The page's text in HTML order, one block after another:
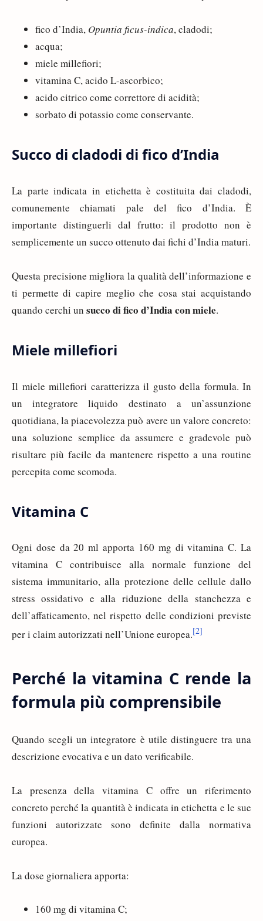
fico d’India, Opuntia ficus-indica, cladodi;
acqua;
miele millefiori;
vitamina C, acido L-ascorbico;
acido citrico come correttore di acidità;
sorbato di potassio come conservante.
Succo di cladodi di fico d’India
La parte indicata in etichetta è costituita dai cladodi,
comunemente chiamati pale del fico d’India. È
importante distinguerli dal frutto: il prodotto non è
semplicemente un succo ottenuto dai fichi d’India maturi.
Questa precisione migliora la qualità dell’informazione e
ti permette di capire meglio che cosa stai acquistando
quando cerchi un succo di fico d’India con miele.
Miele millefiori
Il miele millefiori caratterizza il gusto della formula. In
un integratore liquido destinato a un’assunzione
quotidiana, la piacevolezza può avere un valore concreto:
una soluzione semplice da assumere e gradevole può
risultare più facile da mantenere rispetto a una routine
percepita come scomoda.
Vitamina C
Ogni dose da 20 ml apporta 160 mg di vitamina C. La
vitamina C contribuisce alla normale funzione del
sistema immunitario, alla protezione delle cellule dallo
stress ossidativo e alla riduzione della stanchezza e
dell’affaticamento, nel rispetto delle condizioni previste
per i claim autorizzati nell’Unione europea.[2]
Perché la vitamina C rende la
formula più comprensibile
Quando scegli un integratore è utile distinguere tra una
descrizione evocativa e un dato verificabile.
La presenza della vitamina C offre un riferimento
concreto perché la quantità è indicata in etichetta e le sue
funzioni autorizzate sono definite dalla normativa
europea.
La dose giornaliera apporta:
160 mg di vitamina C;